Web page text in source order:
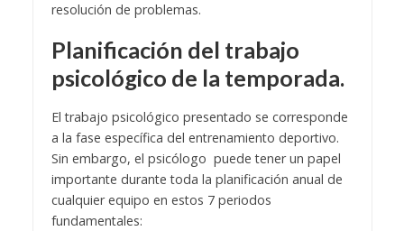
resolución de problemas.
Planificación del trabajo
psicológico de la temporada.
El trabajo psicológico presentado se corresponde
a la fase específica del entrenamiento deportivo.
Sin embargo, el psicólogo puede tener un papel
importante durante toda la planificación anual de
cualquier equipo en estos 7 periodos
fundamentales: